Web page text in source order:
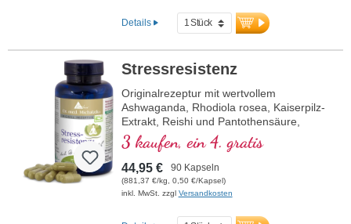
B(Vitamin B12)
Details
Stressresistenz
Originalrezeptur mit wertvollem
Ashwaganda, Rhodiola rosea, Kaiserpilz-
Extrakt, Reishi und Pantothensäure,
welche zu einer normalen geistigen
Leistung beiträgt. Vitamin E trägt zum
Schutz der Zellen vor oxidativem Stress
bei.
3 kaufen, ein 4. gratis
44,95 € 90 Kapseln
(881,37 €/kg, 0,50 €/Kapsel)
inkl. MwSt. zzgl Versandkosten